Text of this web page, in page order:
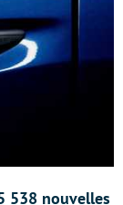
538 nouvelles